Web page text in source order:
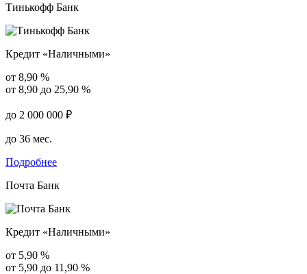
Тинькофф Банк
Кредит «Наличными»
от 8,90 %
от 8,90 до 25,90 %
до 2 000 000 ₽
до 36 мес.
Подробнее
Почта Банк
Кредит «Наличными»
от 5,90 %
от 5,90 до 11,90 %